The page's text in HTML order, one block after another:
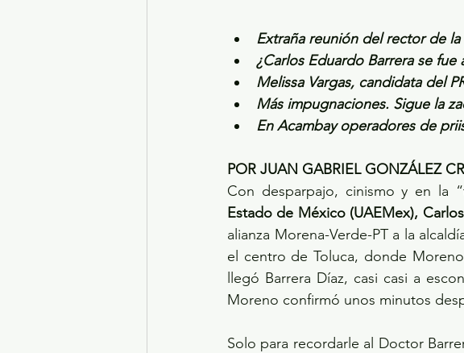
Extraña reunión del rector de
¿Carlos Eduardo Barrera se
Melissa Vargas, candidata del
Más impugnaciones. Sigue la
En Acambay operadores de
POR JUAN GABRIEL GONZÁLEZ
Con desparpajo, cinismo y en la
Estado de México (UAEMex),
alianza Morena-Verde-PT a la
el centro de Toluca, donde
llegó Barrera Díaz, casi casi a
Moreno confirmó unos minutos
Solo para recordarle al Doctor